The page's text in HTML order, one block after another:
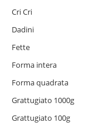
Cri Cri
Dadini
Fette
Forma intera
Forma quadrata
Grattugiato 1000g
Grattugiato 100g